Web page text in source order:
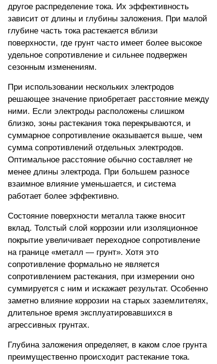
другое распределение тока. Их эффективность
зависит от длины и глубины заложения. При малой
глубине часть тока растекается вблизи
поверхности, где грунт часто имеет более высокое
удельное сопротивление и сильнее подвержен
сезонным изменениям.
При использовании нескольких электродов
решающее значение приобретает расстояние между
ними. Если электроды расположены слишком
близко, зоны растекания тока перекрываются, и
суммарное сопротивление оказывается выше, чем
сумма сопротивлений отдельных электродов.
Оптимальное расстояние обычно составляет не
менее длины электрода. При большем разносе
взаимное влияние уменьшается, и система
работает более эффективно.
Состояние поверхности металла также вносит
вклад. Толстый слой коррозии или изоляционное
покрытие увеличивает переходное сопротивление
на границе «металл — грунт». Хотя это
сопротивление формально не является
сопротивлением растекания, при измерении оно
суммируется с ним и искажает результат. Особенно
заметно влияние коррозии на старых заземлителях,
длительное время эксплуатировавшихся в
агрессивных грунтах.
Глубина заложения определяет, в каком слое грунта
преимущественно происходит растекание тока.